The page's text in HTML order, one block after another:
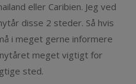
eller Caribien. Jeg ved
disse 2 steder. Så hvis
i meget gerne informere
meget vigtigt for
sted.